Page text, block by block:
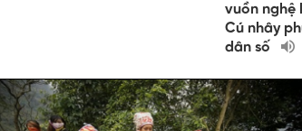
vuồn nghệ
Cú nhây
dân số